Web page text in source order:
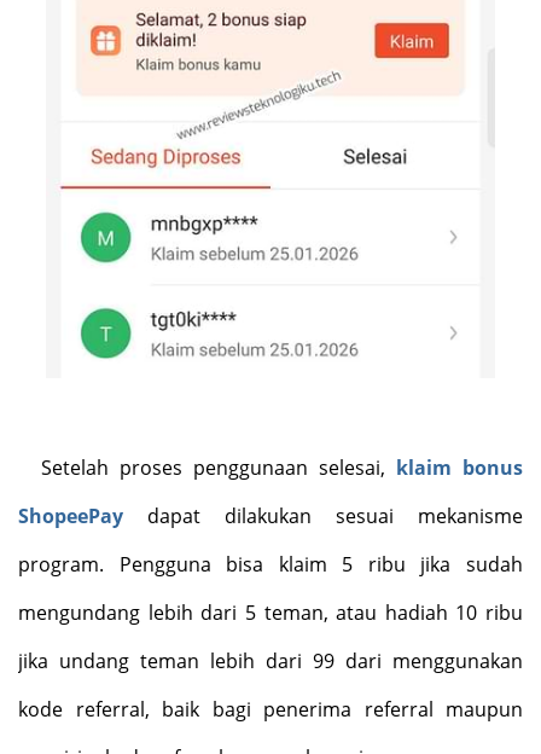
Setelah proses penggunaan selesai, klaim bonus
ShopeePay dapat dilakukan sesuai mekanisme
program. Pengguna bisa klaim 5 ribu jika sudah
mengundang lebih dari 5 teman, atau hadiah 10 ribu
jika undang teman lebih dari 99 dari menggunakan
kode referral, baik bagi penerima referral maupun